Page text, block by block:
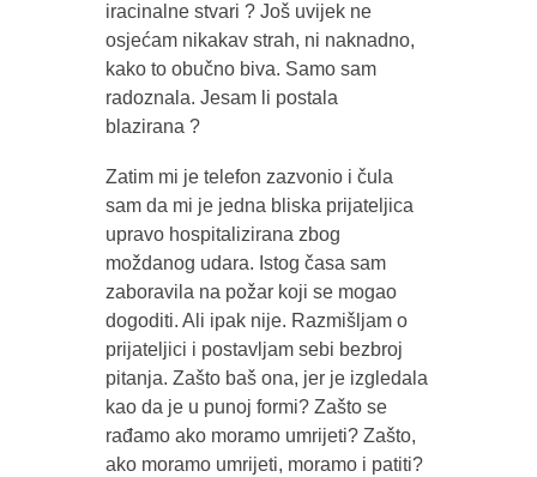
iracinalne stvari ? Još uvijek ne
osjećam nikakav strah, ni naknadno,
kako to obučno biva. Samo sam
radoznala. Jesam li postala
blazirana ?
Zatim mi je telefon zazvonio i čula
sam da mi je jedna bliska prijateljica
upravo hospitalizirana zbog
moždanog udara. Istog časa sam
zaboravila na požar koji se mogao
dogoditi. Ali ipak nije. Razmišljam o
prijateljici i postavljam sebi bezbroj
pitanja. Zašto baš ona, jer je izgledala
kao da je u punoj formi? Zašto se
rađamo ako moramo umrijeti? Zašto,
ako moramo umrijeti, moramo i patiti?